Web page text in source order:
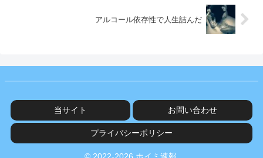
アルコール依存性で人生詰んだ
当サイト お問い合わせ
プライバシーポリシー